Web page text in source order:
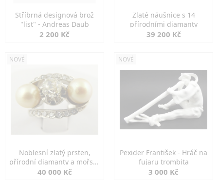
Stříbrná designová brož
"list" - Andreas Daub
2 200 Kč
Zlaté náušnice s 14
přírodními diamanty
39 200 Kč
NOVÉ
Noblesní zlatý prsten,
přírodní diamanty a mořské
perly
40 000 Kč
NOVÉ
Pexider František - Hráč na
fujaru trombita
3 000 Kč